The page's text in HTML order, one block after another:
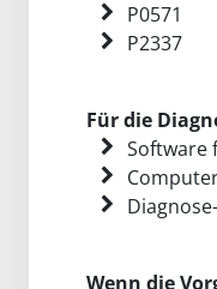
P0571
P2337
Für die
Software
Wenn die